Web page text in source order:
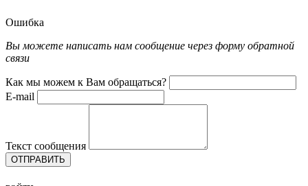
Ошибка
Вы можете написать нам сообщение через форму обратной
связи
Как мы можем к Вам обращаться?
E-mail
Текст сообщения
ОТПРАВИТЬ